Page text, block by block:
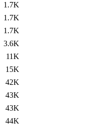
1.7K
1.7K
1.7K
3.6K
11K
15K
42K
43K
43K
44K